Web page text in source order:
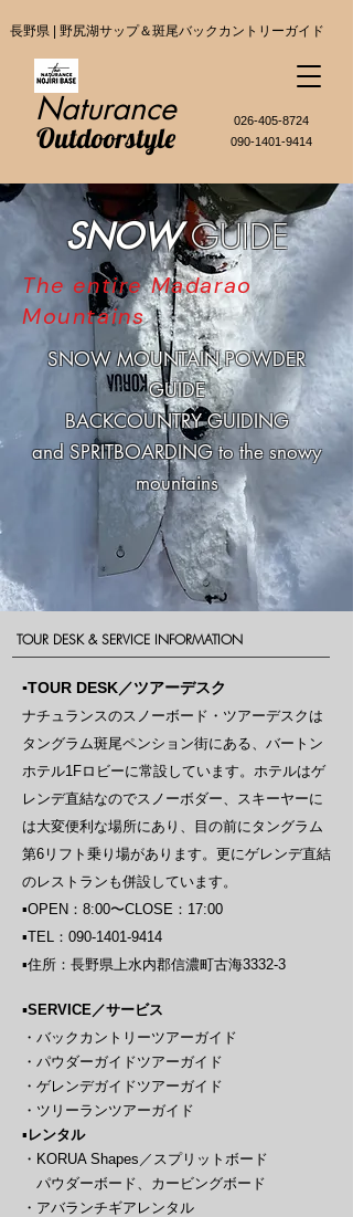
長野県 | 野尻湖サップ＆斑尾バックカントリーガイド
Naturance
Outdoorstyle
​026-405-8724
090-1401-9414
SNOW GUIDE
The entire Madarao
Mountains
SNOW MOUNTAIN ​POWDER
GUIDE
BACKCOUNTRY GUIDING
and SPRITBOARDING to the snowy
mountains
TOUR DESK & SERVICE INFORMATION
​▪️TOUR DESK／ツアーデスク
ナチュランスのスノーボード・ツアーデスクは
タングラム斑尾ペンション街にある、バートン
ホテル1Fロビーに常設しています。​​ホテルはゲ
レンデ直結なのでスノーボダー、スキーヤーに
は大変便利な場所にあり、目の前にタングラム
第6リフト乗り場があります。更にゲレンデ直結
のレストランも併設しています。
▪︎OPEN：8:00〜CLOSE：17:00
​▪︎TEL：090-1401-9414
​▪︎住所：長野県上水内郡信濃町古海3332-3
​▪️SERVICE／サービス
・バックカントリーツアーガイド
・パウダーガイドツアーガイド
・ゲレンデガイドツアーガイド
・ツリーランツアーガイド​
▪️ レンタル
・KORUA Shapes／ スプリットボード
パウダーボード、カービングボード
・アバランチギアレンタル​​